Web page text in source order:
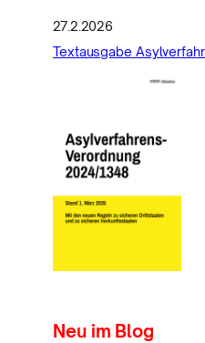
27.2.2026
Textausgabe
Neu im Blog